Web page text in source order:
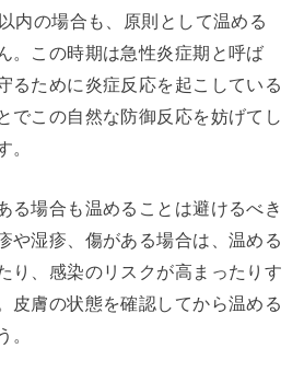
内の場合も、原則として温める
。この時期は急性炎症期と呼ば
るために炎症反応を起こしている
でこの自然な防御反応を妨げてし
。
る場合も温めることは避けるべき
や湿疹、傷がある場合は、温める
り、感染のリスクが高まったりす
皮膚の状態を確認してから温める
。